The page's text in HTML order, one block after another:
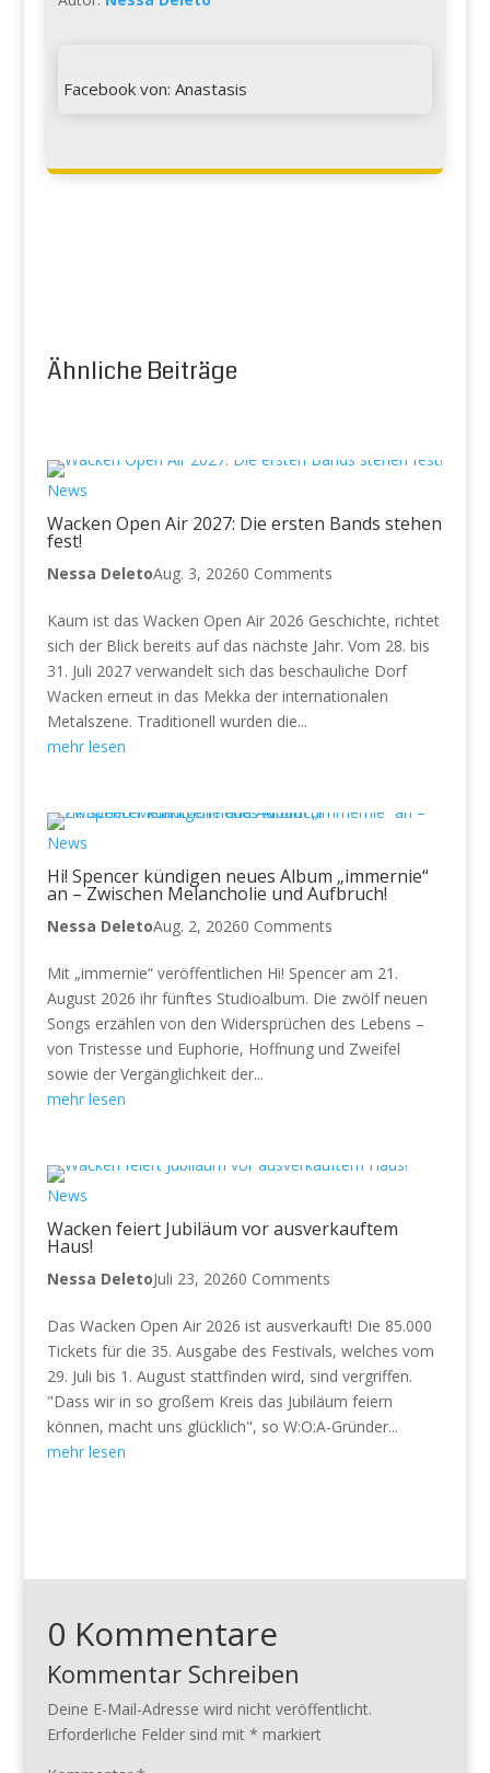
Facebook von: Anastasis
Ähnliche Beiträge
News
Wacken Open Air 2027: Die ersten Bands stehen
fest!
Nessa DeletoAug. 3, 20260 Comments
Kaum ist das Wacken Open Air 2026 Geschichte, richtet
sich der Blick bereits auf das nächste Jahr. Vom 28. bis
31. Juli 2027 verwandelt sich das beschauliche Dorf
Wacken erneut in das Mekka der internationalen
Metalszene. Traditionell wurden die...
mehr lesen
News
Hi! Spencer kündigen neues Album „immernie“
an – Zwischen Melancholie und Aufbruch!
Nessa DeletoAug. 2, 20260 Comments
Mit „immernie“ veröffentlichen Hi! Spencer am 21.
August 2026 ihr fünftes Studioalbum. Die zwölf neuen
Songs erzählen von den Widersprüchen des Lebens –
von Tristesse und Euphorie, Hoffnung und Zweifel
sowie der Vergänglichkeit der...
mehr lesen
News
Wacken feiert Jubiläum vor ausverkauftem
Haus!
Nessa DeletoJuli 23, 20260 Comments
Das Wacken Open Air 2026 ist ausverkauft! Die 85.000
Tickets für die 35. Ausgabe des Festivals, welches vom
29. Juli bis 1. August stattfinden wird, sind vergriffen.
"Dass wir in so großem Kreis das Jubiläum feiern
können, macht uns glücklich", so W:O:A-Gründer...
mehr lesen
0 Kommentare
Kommentar Schreiben
Deine E-Mail-Adresse wird nicht veröffentlicht.
Erforderliche Felder sind mit * markiert